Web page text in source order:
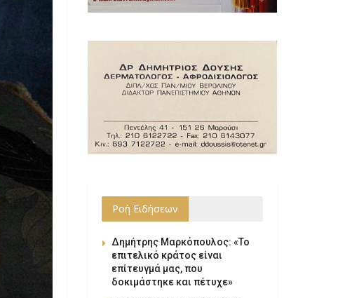
Ροή Ειδήσεων
Δημήτρης Μαρκόπουλος: «Το
επιτελικό κράτος είναι
επίτευγμά μας, που
δοκιμάστηκε και πέτυχε»